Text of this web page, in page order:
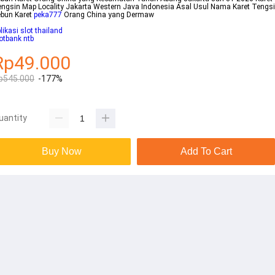
Map Locality Jakarta Western Java Indonesia Asal Usul Nama Karet
Karet peka777 Orang China yang Dermaw
slot thailand
ntb
-177%
Buy Now Add To Cart